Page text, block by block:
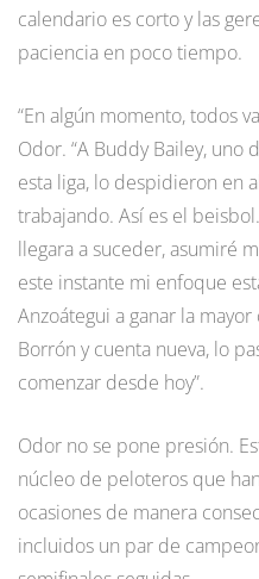
calendario es corto y las
paciencia en poco tiempo.
“En algún momento, todos
Odor. “A Buddy Bailey, uno
esta liga, lo despidieron en
trabajando. Así es el
llegara a suceder, asumiré
este instante mi enfoque
Anzoátegui a ganar la
Borrón y cuenta nueva, lo
comenzar desde hoy”.
Odor no se pone presión.
núcleo de peloteros que
ocasiones de manera
incluidos un par de